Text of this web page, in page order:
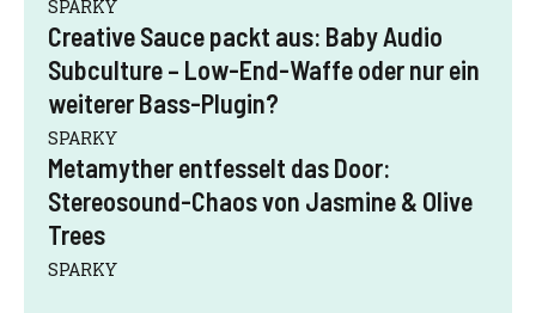
SPARKY
Creative Sauce packt aus: Baby Audio
Subculture – Low-End-Waffe oder nur ein
weiterer Bass-Plugin?
SPARKY
Metamyther entfesselt das Door:
Stereosound-Chaos von Jasmine & Olive
Trees
SPARKY